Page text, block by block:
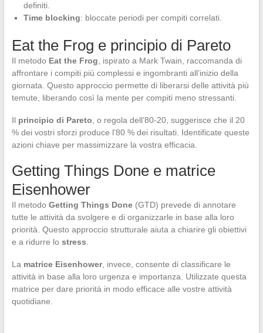
definiti.
Time blocking: bloccate periodi per compiti correlati.
Eat the Frog e principio di Pareto
Il metodo Eat the Frog , ispirato a Mark Twain, raccomanda di
affrontare i compiti più complessi e ingombranti all’inizio della
giornata. Questo approccio permette di liberarsi delle attività più
temute, liberando così la mente per compiti meno stressanti.
Il principio di Pareto , o regola dell’80-20, suggerisce che il 20
% dei vostri sforzi produce l’80 % dei risultati. Identificate queste
azioni chiave per massimizzare la vostra efficacia.
Getting Things Done e matrice
Eisenhower
Il metodo Getting Things Done(GTD) prevede di annotare
tutte le attività da svolgere e di organizzarle in base alla loro
priorità. Questo approccio strutturale aiuta a chiarire gli obiettivi
e a ridurre lo stress
La matrice Eisenhower, invece, consente di classificare le
attività in base alla loro urgenza e importanza. Utilizzate questa
matrice per dare priorità in modo efficace alle vostre attività
quotidiane.